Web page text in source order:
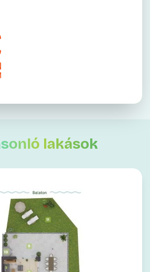
lakások